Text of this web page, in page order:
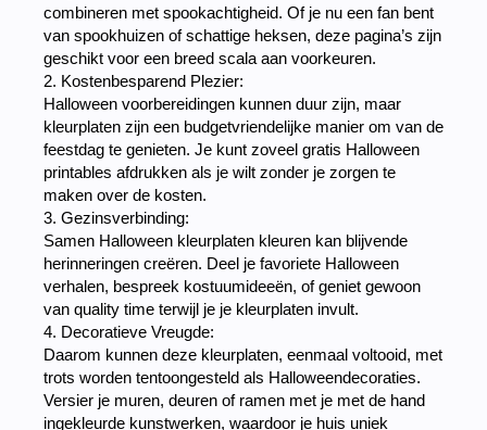
combineren met spookachtigheid. Of je nu een fan bent
van spookhuizen of schattige heksen, deze pagina’s zijn
geschikt voor een breed scala aan voorkeuren.
2. Kostenbesparend Plezier:
Halloween voorbereidingen kunnen duur zijn, maar
kleurplaten zijn een budgetvriendelijke manier om van de
feestdag te genieten. Je kunt zoveel gratis Halloween
printables afdrukken als je wilt zonder je zorgen te
maken over de kosten.
3. Gezinsverbinding:
Samen Halloween kleurplaten kleuren kan blijvende
herinneringen creëren. Deel je favoriete Halloween
verhalen, bespreek kostuumideeën, of geniet gewoon
van quality time terwijl je je kleurplaten invult.
4. Decoratieve Vreugde:
Daarom kunnen deze kleurplaten, eenmaal voltooid, met
trots worden tentoongesteld als Halloweendecoraties.
Versier je muren, deuren of ramen met je met de hand
ingekleurde kunstwerken, waardoor je huis uniek